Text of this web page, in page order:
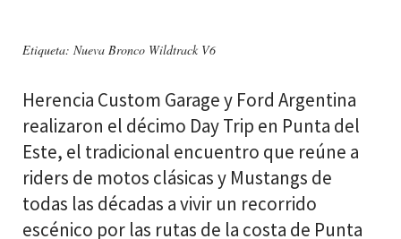
Etiqueta: Nueva Bronco Wildtrack V6
Herencia Custom Garage y Ford Argentina
realizaron el décimo Day Trip en Punta del
Este, el tradicional encuentro que reúne a
riders de motos clásicas y Mustangs de
todas las décadas a vivir un recorrido
escénico por las rutas de la costa de Punta